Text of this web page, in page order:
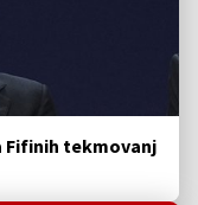
Fifinih tekmovanj